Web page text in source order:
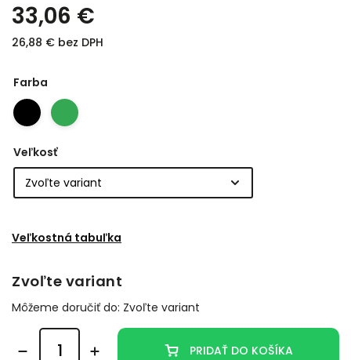
33,06 €
26,88 € bez DPH
Farba
Veľkosť
Veľkostná tabuľka
Zvoľte variant
Môžeme doručiť do: Zvoľte variant
PRIDAŤ DO KOŠÍKA